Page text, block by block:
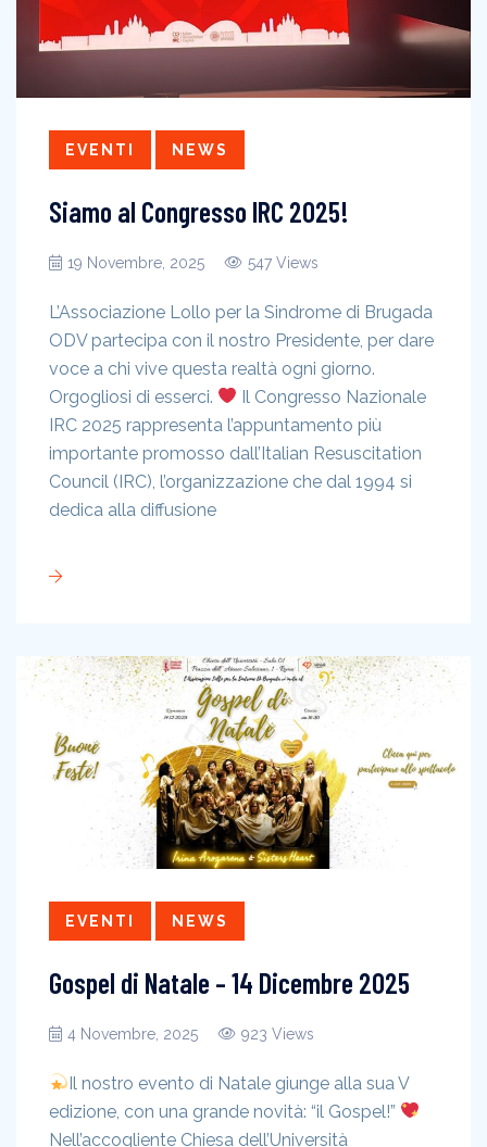
EVENTI NEWS
Siamo al Congresso IRC 2025!
19 Novembre, 2025 547 Views
L’Associazione Lollo per la Sindrome di Brugada
ODV partecipa con il nostro Presidente, per dare
voce a chi vive questa realtà ogni giorno.
Orgogliosi di esserci.
Il Congresso Nazionale
IRC 2025 rappresenta l’appuntamento più
importante promosso dall’Italian Resuscitation
Council (IRC), l’organizzazione che dal 1994 si
dedica alla diffusione
EVENTI NEWS
Gospel di Natale – 14 Dicembre 2025
4 Novembre, 2025 923 Views
Il nostro evento di Natale giunge alla sua V
edizione, con una grande novità: “il Gospel!”
Nell’accogliente Chiesa dell’Università